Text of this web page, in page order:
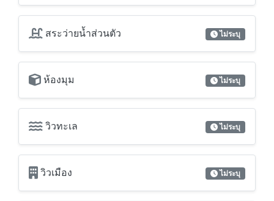
สระว่ายน้ำส่วนตัว ไม่ระบุ
ห้องมุม ไม่ระบุ
วิวทะเล ไม่ระบุ
วิวเมือง ไม่ระบุ